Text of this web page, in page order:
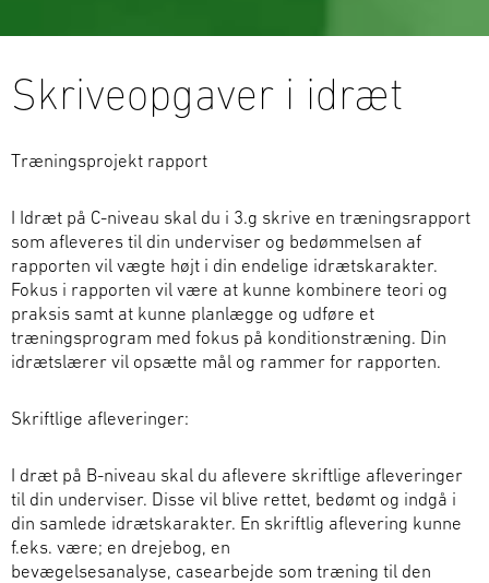
Skriveopgaver i idræt
Træningsprojekt rapport
I Idræt på C-niveau skal du i 3.g skrive en træningsrapport
som afleveres til din underviser og bedømmelsen af
rapporten vil vægte højt i din endelige idrætskarakter.
Fokus i rapporten vil være at kunne kombinere teori og
praksis samt at kunne planlægge og udføre et
træningsprogram med fokus på konditionstræning. Din
idrætslærer vil opsætte mål og rammer for rapporten.
Skriftlige afleveringer:
I dræt på B-niveau skal du aflevere skriftlige afleveringer
til din underviser. Disse vil blive rettet, bedømt og indgå i
din samlede idrætskarakter. En skriftlig aflevering kunne
f.eks. være; en drejebog, en
bevægelsesanalyse, casearbejde som træning til den